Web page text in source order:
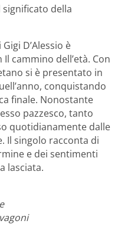
significato della
Gigi D’Alessio è
cammino dell’età. Con
si è presentato in
conquistando
finale. Nonostante
pazzesco, tanto
quotidianamente dalle
Il singolo racconta di
e dei sentimenti
lasciata.